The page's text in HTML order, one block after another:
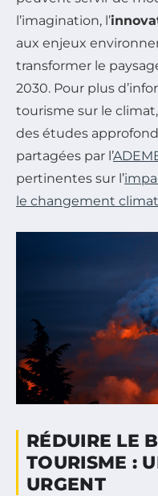
l’imagination, l’
aux enjeux
transformer le
2030. Pour plus
tourisme sur le
des études
partagées par l’
pertinentes sur l’
le changement
RÉDUIRE LE
TOURISME :
URGENT